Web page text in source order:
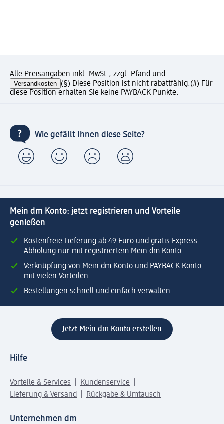
Alle Preisangaben inkl. MwSt., zzgl. Pfand und
Versandkosten (§) Diese Position ist nicht rabattfähig.(#) Für
diese Position erhalten Sie keine PAYBACK Punkte.
Wie gefällt Ihnen diese Seite?
Mein dm Konto: jetzt registrieren und Vorteile
genießen
Kostenfreie Lieferung ab 49 Euro und gratis Express-
Abholung nur mit registriertem Mein dm Konto
Verknüpfung von Mein dm Konto und PAYBACK Konto
mit vielen Vorteilen
Bestellungen schnell und einfach verwalten.
Jetzt Mein dm Konto erstellen
Hilfe
Vorteile & Services
Kundenservice
Lieferung & Versand
Rückgabe & Umtausch
Unternehmen dm